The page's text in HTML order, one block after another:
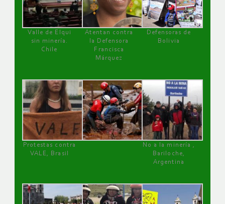
Valle de Elqui
sin minería.
Chile
Atentan contra
la Defensora
Francisca
Márquez
Defensoras de
Bolivia
Protestas contra
VALE, Brasil
No a la minería ,
Bariloche,
Argentina